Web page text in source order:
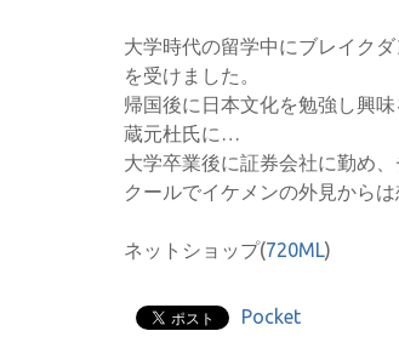
大学時代の留学中にブレイク
を受けました。
帰国後に日本文化を勉強し興
蔵元杜氏に…
大学卒業後に証券会社に勤め
クールでイケメンの外見から
ネットショップ(720ML)
Pocket